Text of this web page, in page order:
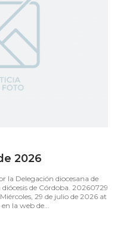
2026
la Delegación diocesana de
de Córdoba. 20260729
29 de julio de 2026 at
la web de...